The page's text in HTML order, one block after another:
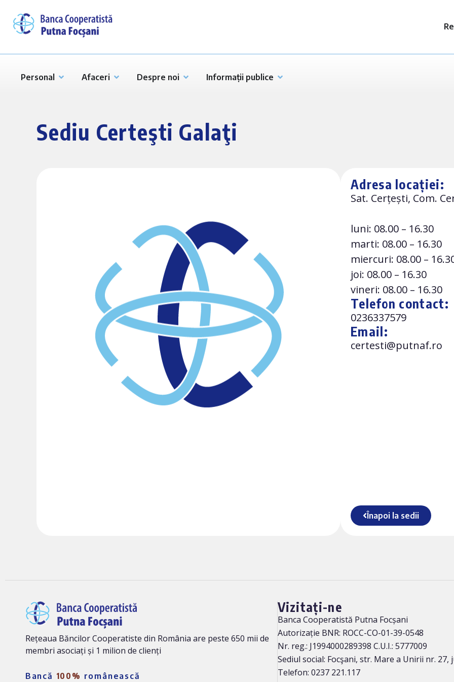
Personal Afaceri Despre noi Informații publice
Sediu Certeşti Galaţi
Adresa locației:
Sat. Cerțești, Com.
luni: 08.00 – 16.30
marti: 08.00 – 16.30
miercuri: 08.00 –
joi: 08.00 – 16.30
vineri: 08.00 – 16.30
Telefon contact:
0236337579
Email:
certesti@putnaf.ro
Înapoi la sedii
Rețeaua Băncilor Cooperatiste din România are peste 650 mii de
membri asociați și 1 milion de clienți
Bancă 100% românească
Vizitați-ne
Banca Cooperatistă Putna Focșani
Autorizație BNR: ROCC-CO-01-39-0548
Nr. reg.: J1994000289398 C.U.I.: 5777009
Sediul social: Focşani, str. Mare a Unirii nr. 27,
Telefon: 0237 221.117